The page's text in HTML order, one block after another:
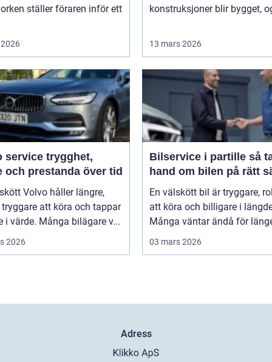
ställer föraren inför ett
konstruksjoner blir bygget,
13 mars 2026
trygghet,
och prestanda över tid
Volvo håller längre,
att köra och tappar
i värde. Många bilägare v...
2026
Bilservice i partille så tar du
hand om bilen på rätt
En välskött bil är tryggare,
att köra och billigare i
Många väntar ändå för
03 mars 2026
Adress